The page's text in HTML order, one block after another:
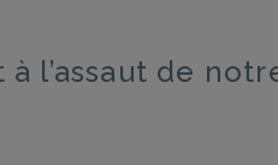
l’assaut de